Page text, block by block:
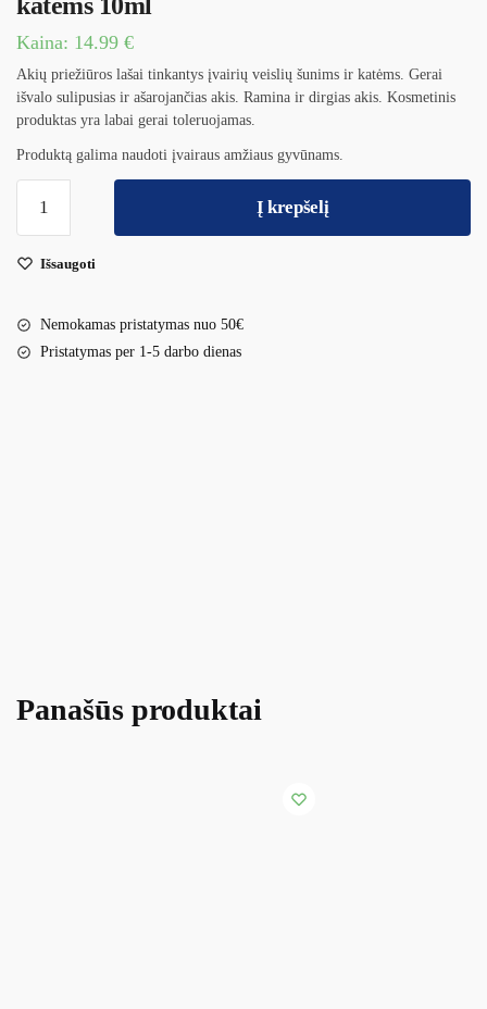
Kaina: 14.99 €
Akių priežiūros lašai tinkantys įvairių veislių šunims ir katėms. Gerai
išvalo sulipusias ir ašarojančias akis. Ramina ir dirgias akis. Kosmetinis
produktas yra labai gerai toleruojamas.
Produktą galima naudoti įvairaus amžiaus gyvūnams.
Į krepšelį
Išsaugoti
Nemokamas pristatymas nuo 50€
Pristatymas per 1-5 darbo dienas
Panašūs produktai